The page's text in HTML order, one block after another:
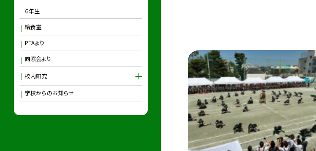
６年生
給食室
PTAより
同窓会より
校内研究
学校からのお知らせ